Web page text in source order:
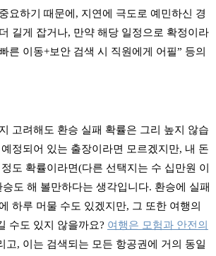
요하기 때문에, 지연에 극도로 예민하신 경
길게 잡거나, 만약 해당 일정으로 확정이라
른 이동+보안 검색 시 직원에게 어필” 등의
고려해도 환승 실패 확률은 그리 높지 않습
정되어 있는 출장이라면 모르겠지만, 내 돈
도 확률이라면(다른 선택지는 수 십만원 이
도 해 볼만하다는 생각입니다. 환승에 실패
하루 머물 수도 있겠지만, 그 또한 여행의
수도 있지 않을까요? 여행은 모험과 안전의
고, 이는 검색되는 모든 항공권에 거의 동일